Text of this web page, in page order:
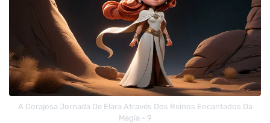
A Corajosa Jornada De Elara Através Dos Reinos Encantados Da
Magia - 9